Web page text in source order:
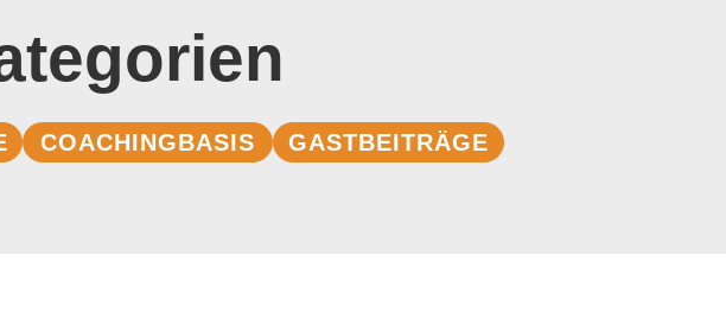
COACHINGBASIS GASTBEITRÄGE